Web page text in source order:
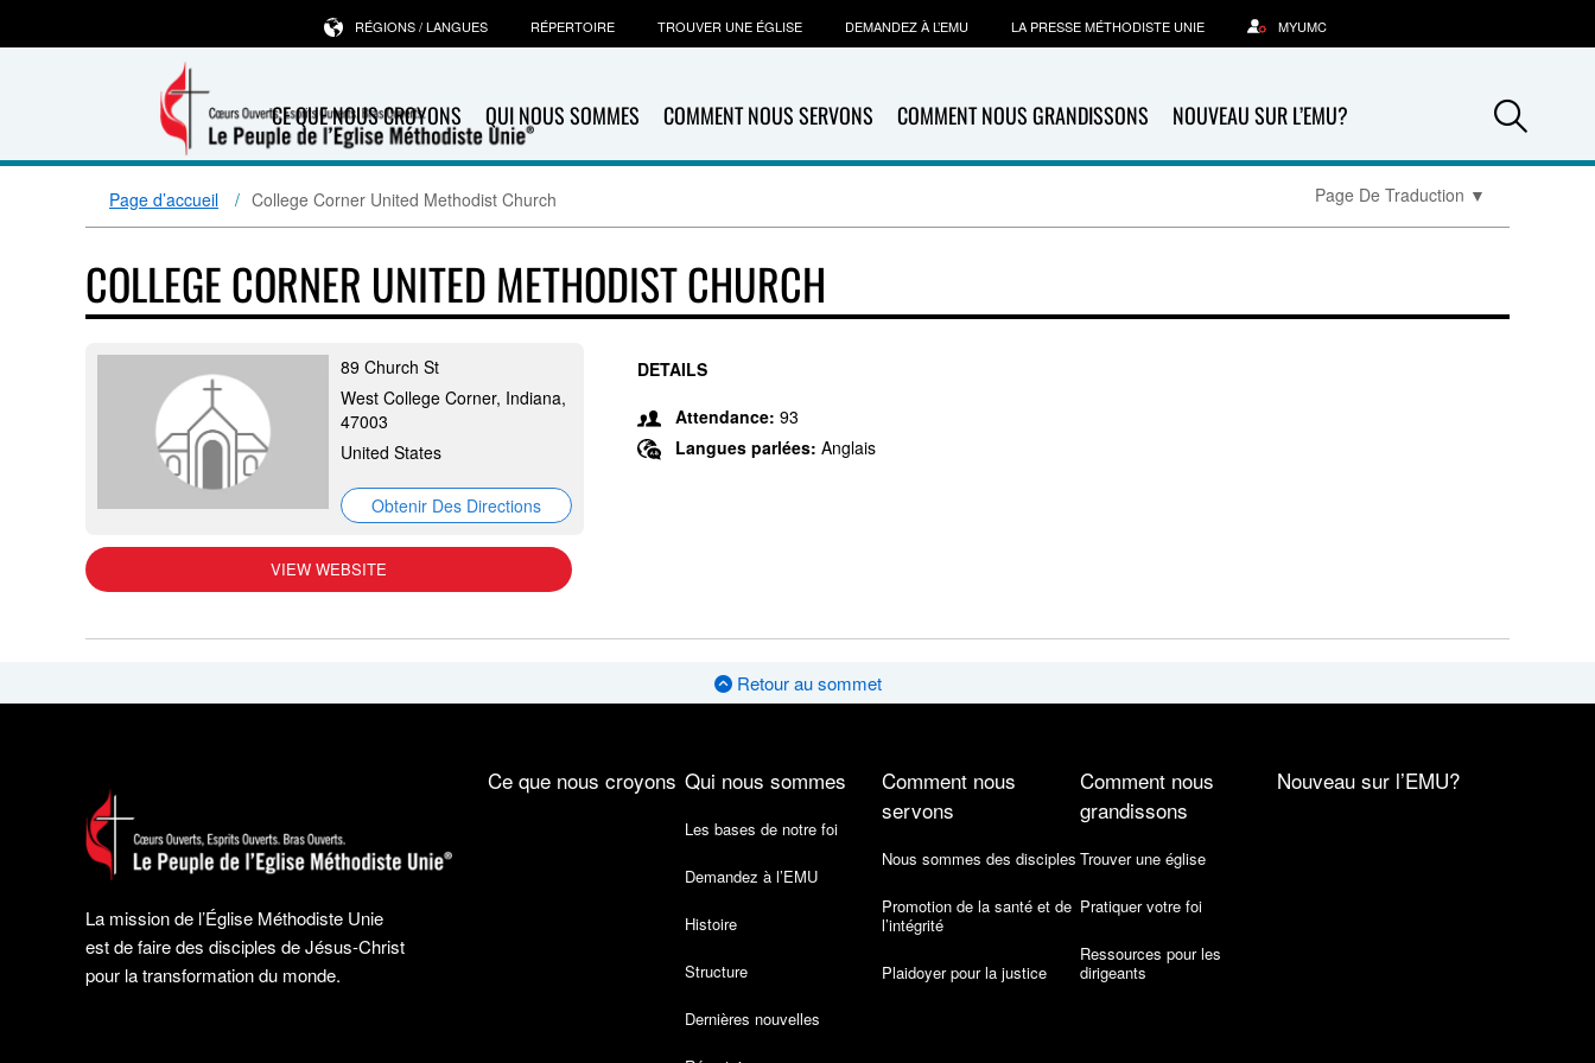
CE QUE NOUS CROYONS QUI NOUS SOMMES COMMENT NOUS SERVONS COMMENT NOUS GRANDISSONS NOUVEAU SUR L’EMU?
RÉGIONS / LANGUES RÉPERTOIRE TROUVER UNE ÉGLISE DEMANDEZ À L’EMU LA PRESSE MÉTHODISTE UNIE MYUMC
Page d’accueil College Corner United Methodist Church Page De Traduction ▼
COLLEGE CORNER UNITED METHODIST CHURCH
89 Church St
West College Corner, Indiana,
47003
United States
Obtenir Des Directions
VIEW WEBSITE
DETAILS
Attendance: 93
Langues parlées: Anglais
Retour au sommet
La mission de l’Église Méthodiste Unie
est de faire des disciples de Jésus-Christ
pour la transformation du monde.
Ce que nous croyons Qui nous sommes
Les bases de notre foi
Demandez à l’EMU
Histoire
Structure
Dernières nouvelles
Comment nous
servons
Nous sommes des disciples
Promotion de la santé et de
l’intégrité
Plaidoyer pour la justice
Comment nous
grandissons
Trouver une église
Pratiquer votre foi
Ressources pour les
dirigeants
Nouveau sur l’EMU?